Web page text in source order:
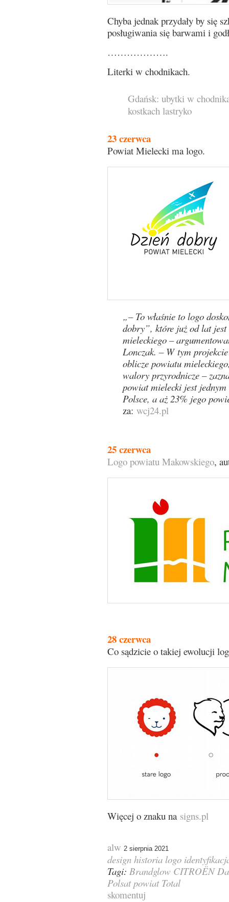
Chyba jednak przydały by się
posługiwania się barwami i
……………….
Literki w chodnikach.
Gdańsk: ubytki w
kostkach lastryko
23 czerwca
Powiat Mielecki ma logo.
„– To właśnie to logo
dobry”, które już od lat
mieleckiego –
Lonczak. – W tym
oblicze powiatu
walory przyrodnicze –
powiat mielecki jest jednym
Polsce, a aż 23% jego
za: wcj24.pl
25 czerwca
Logo powiatu Makowskiego,
28 czerwca
Co sądzicie o takiej ewolucji
Więcej o znaku na signs.pl
alw 2 sierpnia 2021
design historia logo
Tagi: Brandglow CITROËN
Polsat powiat Total
skomentuj